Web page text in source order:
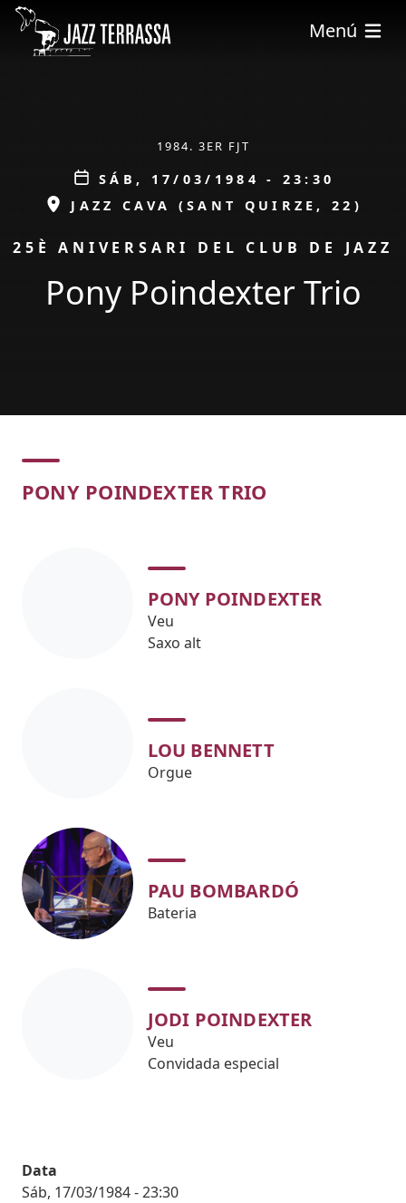
Pasar al contenido principal
Menú
1984. 3ER FJT
Data
SÁB, 17/03/1984 - 23:30
ESPAI
JAZZ CAVA (SANT QUIRZE, 22)
PROMOCIÓ
25È ANIVERSARI DEL CLUB DE JAZZ
Pony Poindexter Trio
Concert
PONY POINDEXTER TRIO
PONY POINDEXTER
Veu
Saxo alt
LOU BENNETT
Orgue
PAU BOMBARDÓ
Bateria
JODI POINDEXTER
Veu
Convidada especial
Data
Sáb, 17/03/1984 - 23:30